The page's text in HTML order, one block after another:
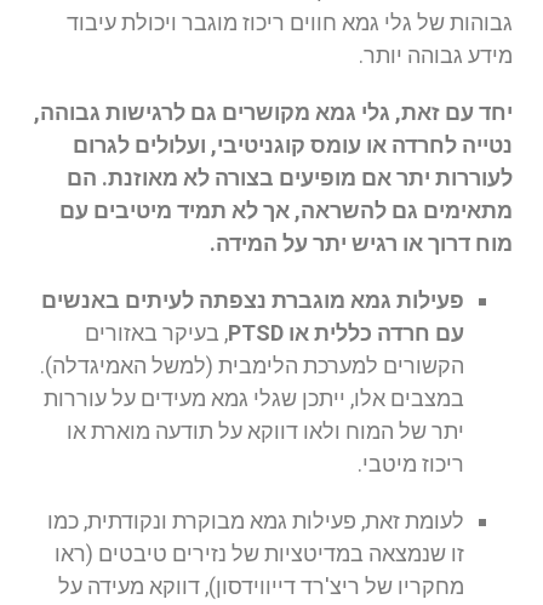
גבוהות של גלי גמא חווים ריכוז מוגבר ויכולת עיבוד
מידע גבוהה יותר.
יחד עם זאת, גלי גמא מקושרים גם לרגישות גבוהה,
נטייה לחרדה או עומס קוגניטיבי, ועלולים לגרום
לעוררות יתר אם מופיעים בצורה לא מאוזנת. הם
מתאימים גם להשראה, אך לא תמיד מיטיבים עם
מוח דרוך או רגיש יתר על המידה.
פעילות גמא מוגברת נצפתה לעיתים באנשים
עם חרדה כללית או PTSD
, בעיקר באזורים
הקשורים למערכת הלימבית (למשל האמיגדלה).
במצבים אלו, ייתכן שגלי גמא מעידים על עוררות
יתר של המוח ולאו דווקא על תודעה מוארת או
ריכוז מיטבי.
לעומת זאת, פעילות גמא מבוקרת ונקודתית, כמו
זו שנמצאה במדיטציות של נזירים טיבטים (ראו
מחקריו של ריצ'רד דייווידסון), דווקא מעידה על